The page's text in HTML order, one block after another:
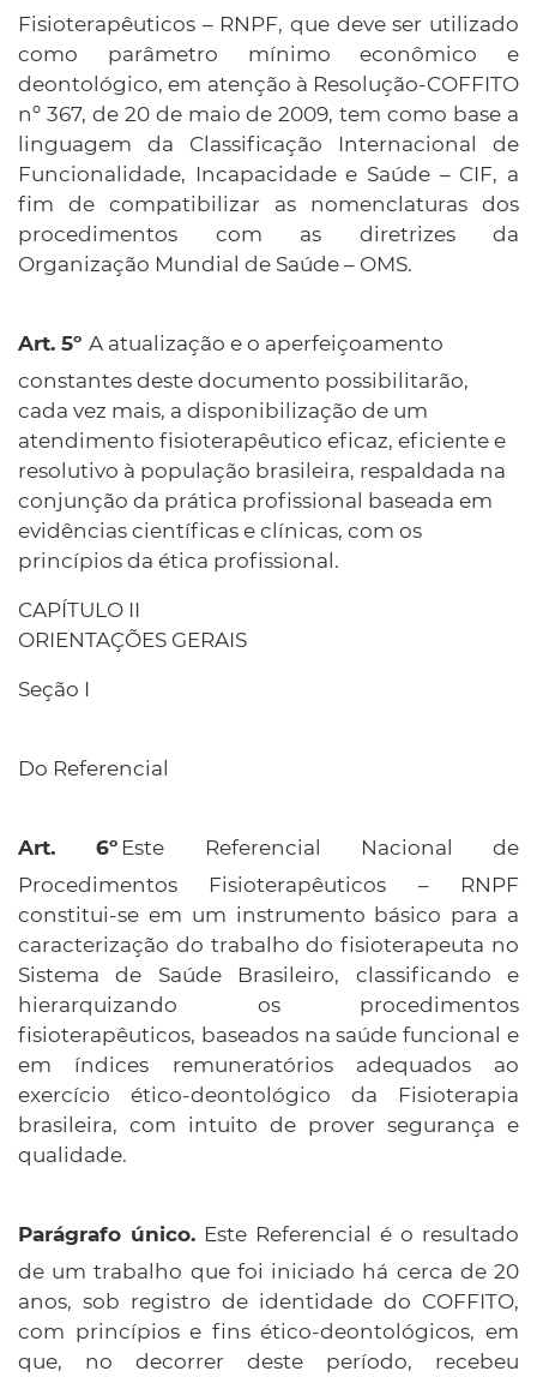
Fisioterapêuticos – RNPF, que deve ser utilizado
como parâmetro mínimo econômico e
deontológico, em atenção à Resolução-COFFITO
nº 367, de 20 de maio de 2009, tem como base a
linguagem da Classificação Internacional de
Funcionalidade, Incapacidade e Saúde – CIF, a
fim de compatibilizar as nomenclaturas dos
procedimentos com as diretrizes da
Organização Mundial de Saúde – OMS.
A atualização e o aperfeiçoamento
constantes deste documento possibilitarão,
cada vez mais, a disponibilização de um
atendimento fisioterapêutico eficaz, eficiente e
resolutivo à população brasileira, respaldada na
conjunção da prática profissional baseada em
evidências científicas e clínicas, com os
princípios da ética profissional.
CAPÍTULO II
ORIENTAÇÕES GERAIS
Seção I
Do Referencial
Este Referencial Nacional de
Procedimentos Fisioterapêuticos – RNPF
constitui-se em um instrumento básico para a
caracterização do trabalho do fisioterapeuta no
Sistema de Saúde Brasileiro, classificando e
hierarquizando os procedimentos
fisioterapêuticos, baseados na saúde funcional e
em índices remuneratórios adequados ao
exercício ético-deontológico da Fisioterapia
brasileira, com intuito de prover segurança e
qualidade.
Este Referencial é o resultado
de um trabalho que foi iniciado há cerca de 20
anos, sob registro de identidade do COFFITO,
com princípios e fins ético-deontológicos, em
que, no decorrer deste período, recebeu